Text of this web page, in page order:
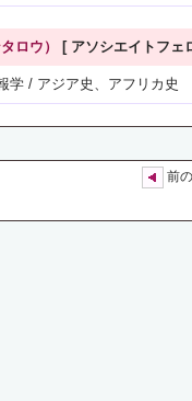
ロウ） [ アソシエイトフェ
学 / アジア史、アフリカ史
前